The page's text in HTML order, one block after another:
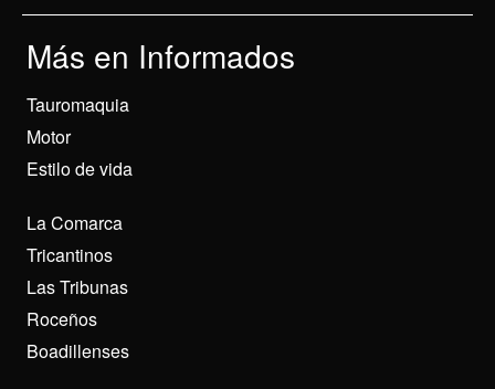
Más en Informados
Tauromaquia
Motor
Estilo de vida
La Comarca
Tricantinos
Las Tribunas
Roceños
Boadillenses